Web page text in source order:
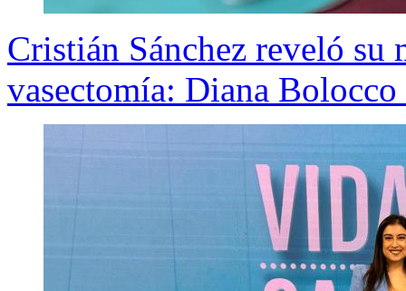
Cristián Sánchez reveló su
vasectomía: Diana